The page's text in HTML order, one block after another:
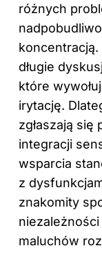
różnych
długie
które
irytację.
zgłaszają
integracji
wsparcia
z
znakomity
maluchów